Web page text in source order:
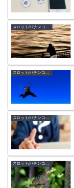
スロット/パチンコのやめ方
スロット/パチンコのやめ方
スロット/パチンコのやめ方